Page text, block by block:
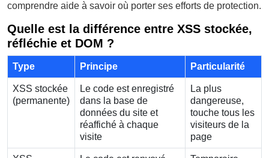
comprendre aide à savoir où porter ses efforts de protection.
Quelle est la différence entre XSS stockée,
réfléchie et DOM ?
Type Principe Particularité
XSS stockée
(permanente)
Le code est enregistré
dans la base de
données du site et
réaffiché à chaque
visite
La plus
dangereuse,
touche tous les
visiteurs de la
page